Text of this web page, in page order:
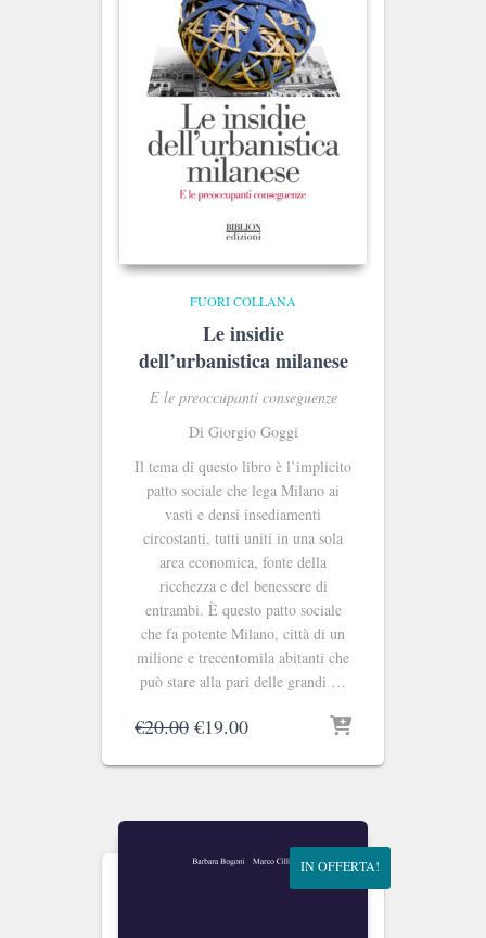
FUORI COLLANA
Le insidie
dell’urbanistica milanese
E le preoccupanti conseguenze
Di Giorgio Goggi
Il tema di questo libro è l’implicito
patto sociale che lega Milano ai
vasti e densi insediamenti
circostanti, tutti uniti in una sola
area economica, fonte della
ricchezza e del benessere di
entrambi. È questo patto sociale
che fa potente Milano, città di un
milione e trecentomila abitanti che
può stare alla pari delle grandi …
€20.00 Il
originale
€20.00.
€19.00Il
attuale
€19.00.
IN OFFERTA!